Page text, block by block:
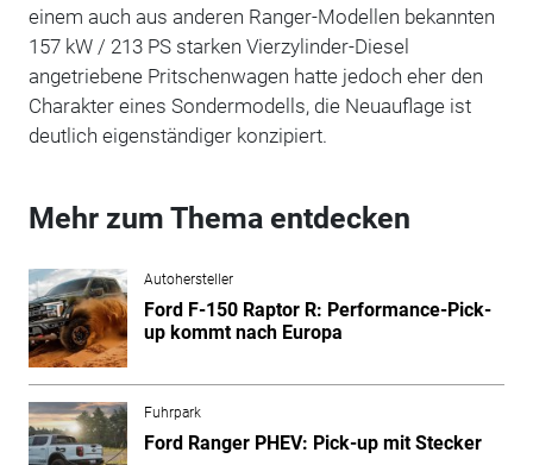
einem auch aus anderen Ranger-Modellen bekannten
157 kW / 213 PS starken Vierzylinder-Diesel
angetriebene Pritschenwagen hatte jedoch eher den
Charakter eines Sondermodells, die Neuauflage ist
deutlich eigenständiger konzipiert.
Mehr zum Thema entdecken
Autohersteller
Ford F-150 Raptor R: Performance-Pick-
up kommt nach Europa
Fuhrpark
Ford Ranger PHEV: Pick-up mit Stecker